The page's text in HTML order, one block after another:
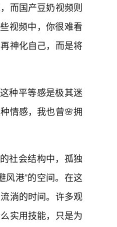
而国产豆奶视频则
视频中，你很难看
神化自己，而是将
种平等感是极其迷
情感，我也曾🌸拥
社会结构中，孤独
风港”的空间。在这
淌的时间。许多观
实用技能，只是为